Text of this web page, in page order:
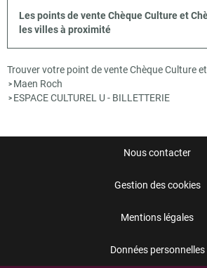
Les points de vente Chèque Culture et
les villes à proximité
Trouver votre point de vente Chèque Culture
> Maen Roch
> ESPACE CULTUREL U - BILLETTERIE
Nous contacter
Gestion des cookies
Mentions légales
Données personnelles